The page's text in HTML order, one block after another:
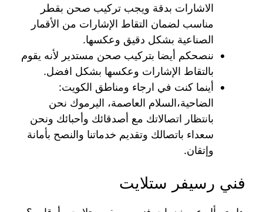
الاشارات بدقة ويجب تركيب صحن بقطر
مناسب لضمان التقاط الإشارات من الأقمار
الصناعية بشكل دقيق وعكسها.
ننصحكم أيضا بتركيب صحن مستدير لأنه يقوم
بالتقاط الإشارات وعكسها بشكل افضل.
أينما كنت في ارجاء ومناطق الكويت:
الضاحية،السلام العاصمة، اليرموك نحن
بانتظار اتصالاتك مع أصدقائك وأحبائك ونحن
سعداء باتصالك وتقديم خدماتنا والنصح بأمانة
وإتقان.
فني رسيفر ستلايت